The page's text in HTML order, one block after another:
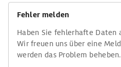
Fehler melden
Haben Sie fehlerhafte Daten
Wir freuen uns über eine
werden das Problem beheben.